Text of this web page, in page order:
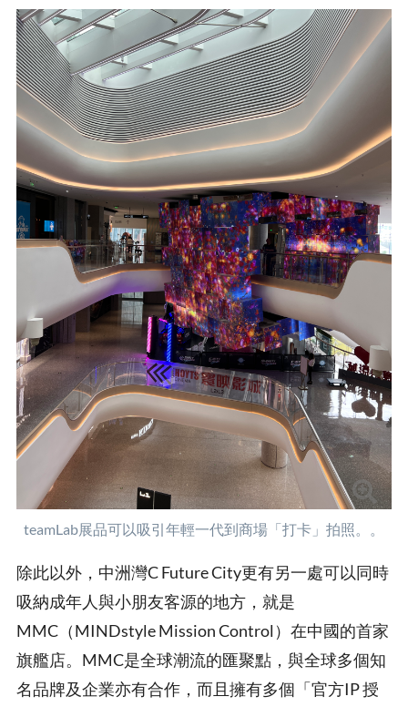
teamLab展品可以吸引年輕一代到商場「打卡」拍照。。
除此以外，中洲灣C Future City更有另一處可以同時
吸納成年人與小朋友客源的地方，就是
MMC（MINDstyle Mission Control）在中國的首家
旗艦店。MMC是全球潮流的匯聚點，與全球多個知
名品牌及企業亦有合作，而且擁有多個「官方IP 授